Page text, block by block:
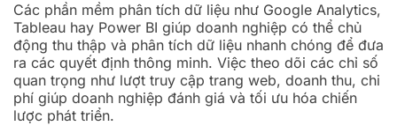
Các phần mềm phân tích dữ liệu như Google Analytics,
Tableau hay Power BI giúp doanh nghiệp có thể chủ
động thu thập và phân tích dữ liệu nhanh chóng để đưa
ra các quyết định thông minh. Việc theo dõi các chỉ số
quan trọng như lượt truy cập trang web, doanh thu, chi
phí giúp doanh nghiệp đánh giá và tối ưu hóa chiến
lược phát triển.